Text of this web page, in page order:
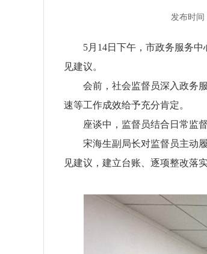
发布时间
5月14日下午，市政务服务中
见建议。
会前，社会监督员深入政务服
速等工作成效给予充分肯定。
座谈中，监督员结合日常监督
宋海生副局长对监督员主动履
见建议，建立台账、逐项整改落